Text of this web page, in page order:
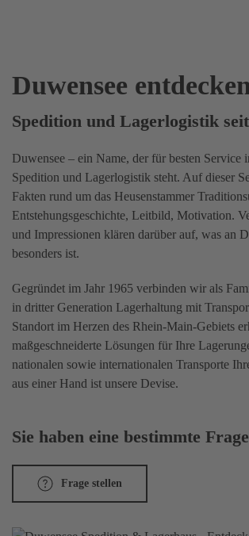
Duwensee
Spedition und Lagerlogistik
Duwensee – ein Name, der für besten Service
Spedition und Lagerlogistik steht. Auf dieser
Fakten rund um das Heusenstammer
Entstehungsgeschichte, Leitbild, Motivation.
und Impressionen klären darüber auf, was an
besonders ist.
Gegründet im Jahr 1965 verbinden wir als
in dritter Generation Lagerhaltung mit
Standort im Herzen des Rhein-Main-Gebiets
maßgeschneiderte Lösungen für Ihre
nationalen sowie internationalen Transporte
aus einer Hand ist unsere Devise.
Sie haben eine bestimmte
Frage stellen